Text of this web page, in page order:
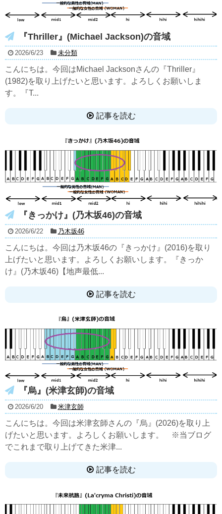
『Thriller』(Michael Jackson)の音域
2026/6/23 未分類
こんにちは。今回はMichael Jacksonさんの『Thriller』
(1982)を取り上げたいと思います。よろしくお願いしま
す。『T...
記事を読む
『きっかけ』(乃木坂46)の音域
2026/6/22 乃木坂46
こんにちは。今回は乃木坂46の『きっかけ』(2016)を取り
上げたいと思います。よろしくお願いします。『きっか
け』(乃木坂46)【地声最低...
記事を読む
『烏』(米津玄師)の音域
2026/6/20 米津玄師
こんにちは。今回は米津玄師さんの『烏』(2026)を取り上
げたいと思います。よろしくお願いします。 ※当ブログ
でこれまで取り上げてきた米津...
記事を読む